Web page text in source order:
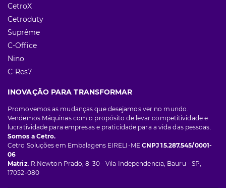
CetroX
Cetroduty
Suprême
C-Office
Nino
C-Res7
INOVAÇÃO PARA TRANSFORMAR
Promovemos as mudanças que desejamos ver no mundo.
Vendemos Máquinas com o propósito de levar competitividade e
lucratividade para empresas e praticidade para a vida das pessoas.
Somos a Cetro.
Cetro Soluções em Embalagens EIRELI-ME CNPJ 15.287.545/0001-
06
Matriz: R.Newton Prado, 8-30 - Vila Independencia, Bauru - SP,
17052-080